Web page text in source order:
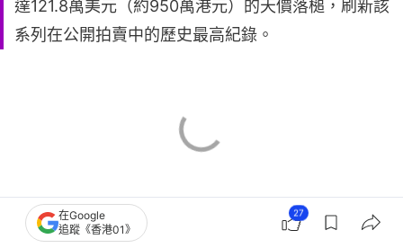
達121.8萬美元（約950萬港元）的天價落槌，刷新該
系列在公開拍賣中的歷史最高紀錄。
在Google
追蹤《香港01》
27